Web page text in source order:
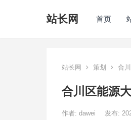
站长网 首页
站长网 策划 合
合川区能源
作者: dawei 发布: